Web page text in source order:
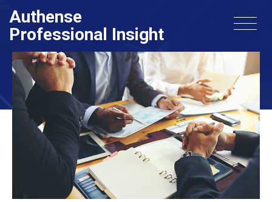
Authense
Professional Insight